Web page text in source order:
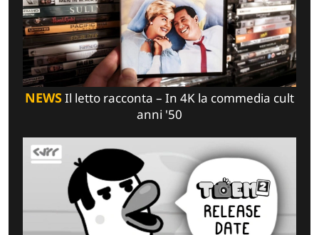
NEWSIl letto racconta – In 4K la commedia cult
anni '50